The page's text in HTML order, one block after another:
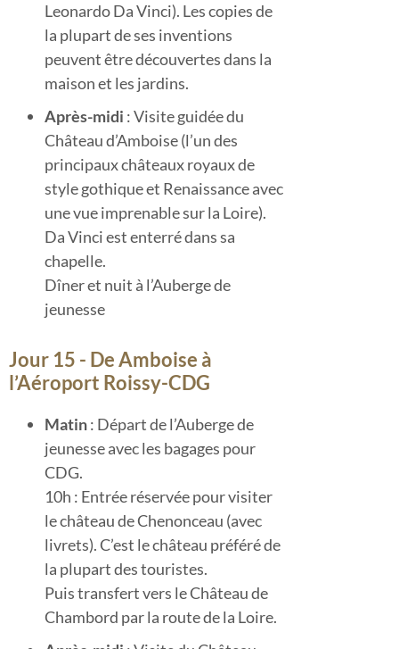
Leonardo Da Vinci). Les copies de
la plupart de ses inventions
peuvent être découvertes dans la
maison et les jardins.
Après-midi : Visite guidée du
Château d’Amboise (l’un des
principaux châteaux royaux de
style gothique et Renaissance avec
une vue imprenable sur la Loire).
Da Vinci est enterré dans sa
chapelle.
Dîner et nuit à l’Auberge de
jeunesse
Jour 15 - De Amboise à
l’Aéroport Roissy-CDG
Matin: Départ de l’Auberge de
jeunesse avec les bagages pour
CDG.
10h : Entrée réservée pour visiter
le château de Chenonceau (avec
livrets). C’est le château préféré de
la plupart des touristes.
Puis transfert vers le Château de
Chambord par la route de la Loire.